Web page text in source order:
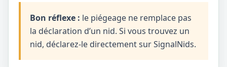
Bon réflexe : le piégeage ne remplace pas
la déclaration d’un nid. Si vous trouvez un
nid, déclarez-le directement sur SignalNids.